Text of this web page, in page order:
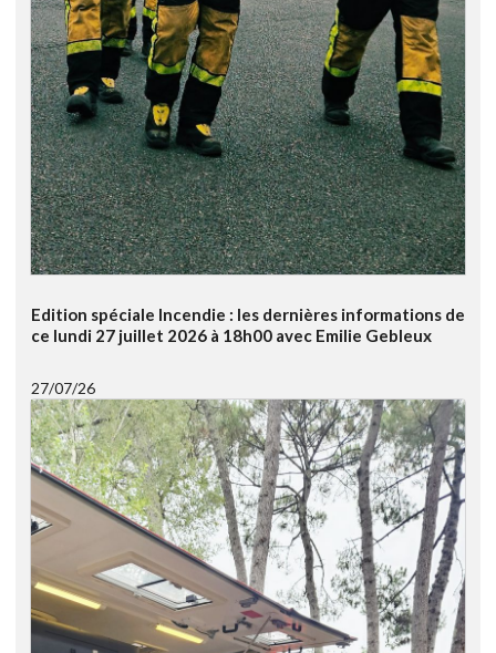
Edition spéciale Incendie : les dernières informations de
ce lundi 27 juillet 2026 à 18h00 avec Emilie Gebleux
27/07/26